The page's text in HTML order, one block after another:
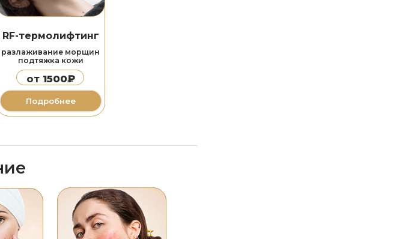
от6000₽
самыми эффективными
методиками
Лечение
розацеа